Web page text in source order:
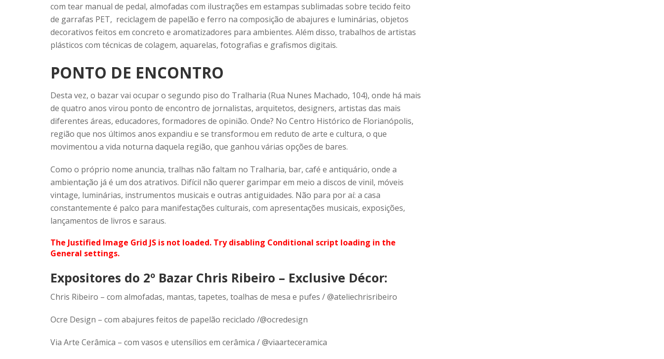
com tear manual de pedal, almofadas com ilustrações em estampas sublimadas sobre tecido feito
de garrafas PET, reciclagem de papelão e ferro na composição de abajures e luminárias, objetos
decorativos feitos em concreto e aromatizadores para ambientes. Além disso, trabalhos de artistas
plásticos com técnicas de colagem, aquarelas, fotografias e grafismos digitais.
PONTO DE ENCONTRO
Desta vez, o bazar vai ocupar o segundo piso do Tralharia (Rua Nunes Machado, 104), onde há mais
de quatro anos virou ponto de encontro de jornalistas, arquitetos, designers, artistas das mais
diferentes áreas, educadores, formadores de opinião. Onde? No Centro Histórico de Florianópolis,
região que nos últimos anos expandiu e se transformou em reduto de arte e cultura, o que
movimentou a vida noturna daquela região, que ganhou várias opções de bares.
Como o próprio nome anuncia, tralhas não faltam no Tralharia, bar, café e antiquário, onde a
ambientação já é um dos atrativos. Difícil não querer garimpar em meio a discos de vinil, móveis
vintage, luminárias, instrumentos musicais e outras antiguidades. Não para por aí: a casa
constantemente é palco para manifestações culturais, com apresentações musicais, exposições,
lançamentos de livros e saraus.
The Justified Image Grid JS is not loaded. Try disabling Conditional script loading in the
General settings.
Expositores do 2º Bazar Chris Ribeiro – Exclusive Décor:
Chris Ribeiro – com almofadas, mantas, tapetes, toalhas de mesa e pufes / @ateliechrisribeiro
Ocre Design – com abajures feitos de papelão reciclado /@ocredesign
Via Arte Cerâmica – com vasos e utensílios em cerâmica / @viaarteceramica